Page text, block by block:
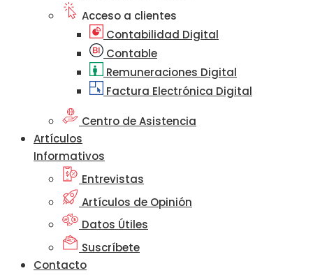
Acceso a clientes
Contabilidad Digital
Contable
Remuneraciones Digital
Factura Electrónica Digital
Centro de Asistencia
Artículos
Informativos
Entrevistas
Artículos de Opinión
Datos Útiles
Suscríbete
Contacto